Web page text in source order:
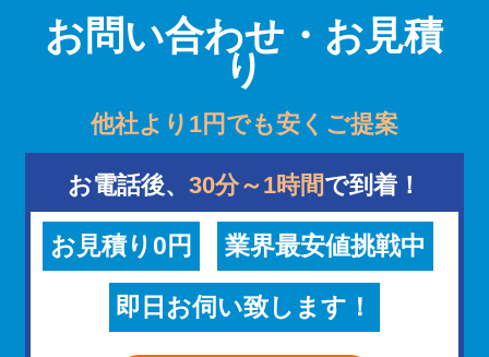
お問い合わせ・お見積
り
他社より1円でも安くご提案
お電話後、 30分～1時間で到着！
お見積り0円 業界最安値挑戦中
即日お伺い致します！